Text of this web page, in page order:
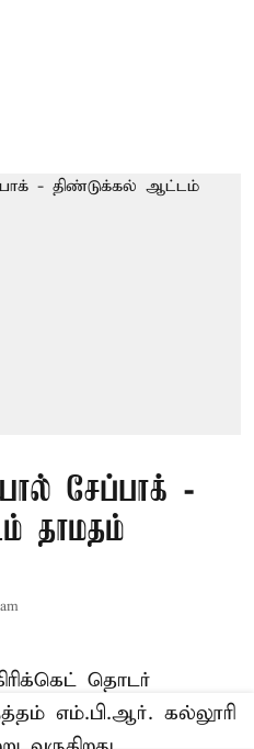
சேப்பாக் -
தாமதம்
தொடர்
எம்.பி.ஆர். கல்லூரி